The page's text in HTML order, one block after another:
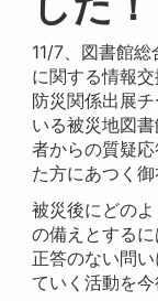
11/7、図書館
に関する情報
防災関係出展
いる被災地図
者からの質疑
た方にあつく御
被災後にどの
の備えとするに
正答のない問
ていく活動を今